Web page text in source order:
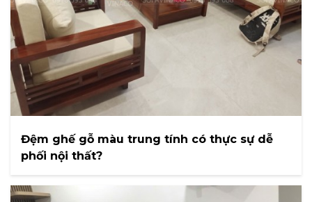
Đệm ghế gỗ màu trung tính có thực sự dễ
phối nội thất?